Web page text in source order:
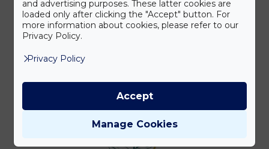
and advertising purposes. These latter cookies are
loaded only after clicking the "Accept" button. For
more information about cookies, please refer to our
Privacy Policy.
Privacy Policy
Manage Cookies
Accept